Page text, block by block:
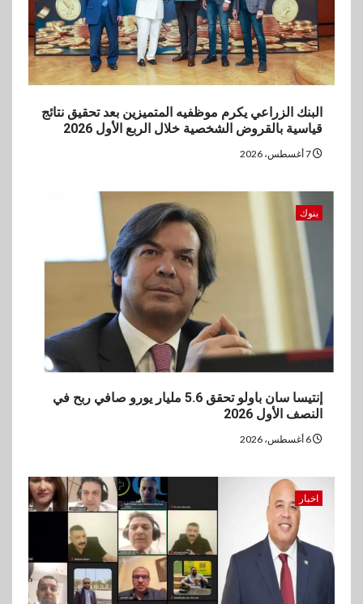
بنوك
بنك مصر يشارك في فعالية اليوم
العالمي للشباب ويقدم العديد من
العروض المجانية
5
بنوك
البنك الزراعي يكرم موظفيه المتميزين بعد تحقيق نتائج
قياسية بالقروض الشخصية خلال الربع الأول 2026
بنوك
إنتيسا سان باولو تحقق 5.6 مليار يورو صافي ربح في
النصف الأول 2026
اخبار